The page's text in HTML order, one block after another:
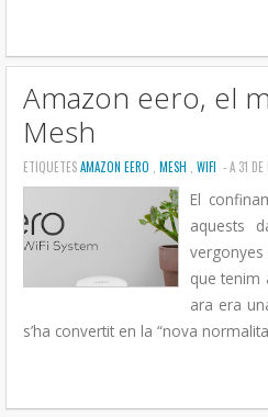
Amazon eero, el
Mesh
ETIQUETESAMAZON EERO , MESH , WIFI - A 31
El
aquests
que tenim
ara era
s’ha convertit en la “nova